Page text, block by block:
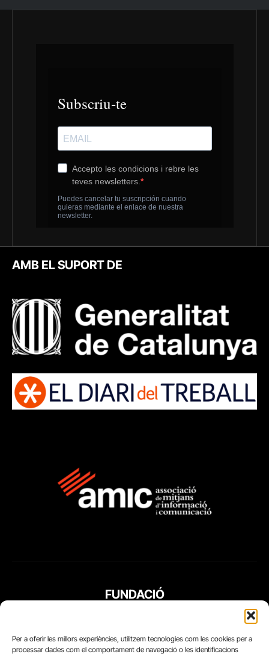
Per a oferir les millors experiències, utilitzem tecnologies com les cookies per a
processar dades com el comportament de navegació o les identificacions
AMB EL SUPORT DE
FUNDACIÓ